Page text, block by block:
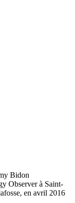
Bidon
Observer à Saint-
en avril 2016